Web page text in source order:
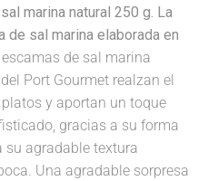
marina natural 250 g. La
de sal marina elaborada en
escamas de sal marina
Port Gourmet realzan el
y aportan un toque
gracias a su forma
su agradable textura
Una agradable sorpresa